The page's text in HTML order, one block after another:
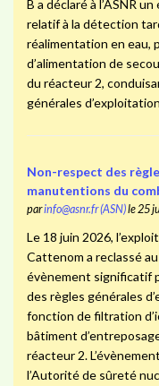
B a déclaré à l’ASNR
relatif à la détection
réalimentation en eau,
d’alimentation de
du réacteur 2,
générales
Non-respect des
manutentions du
parinfo@asnr.fr (ASN)le 25
Le 18 juin 2026,
Cattenom a reclassé
évènement significatif
des règles générales
fonction de filtration
bâtiment
réacteur 2.
l’Autorité de sûreté